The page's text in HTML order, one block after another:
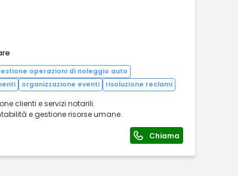
operazioni di noleggio auto
organizzazione eventi risoluzione reclami
clienti e servizi notarili.
e gestione risorse umane.
Chiama